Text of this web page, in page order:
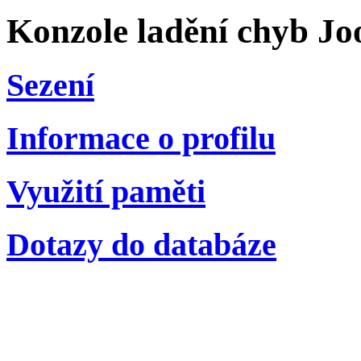
Konzole ladění chyb
Sezení
Informace o profilu
Využití paměti
Dotazy do databáze